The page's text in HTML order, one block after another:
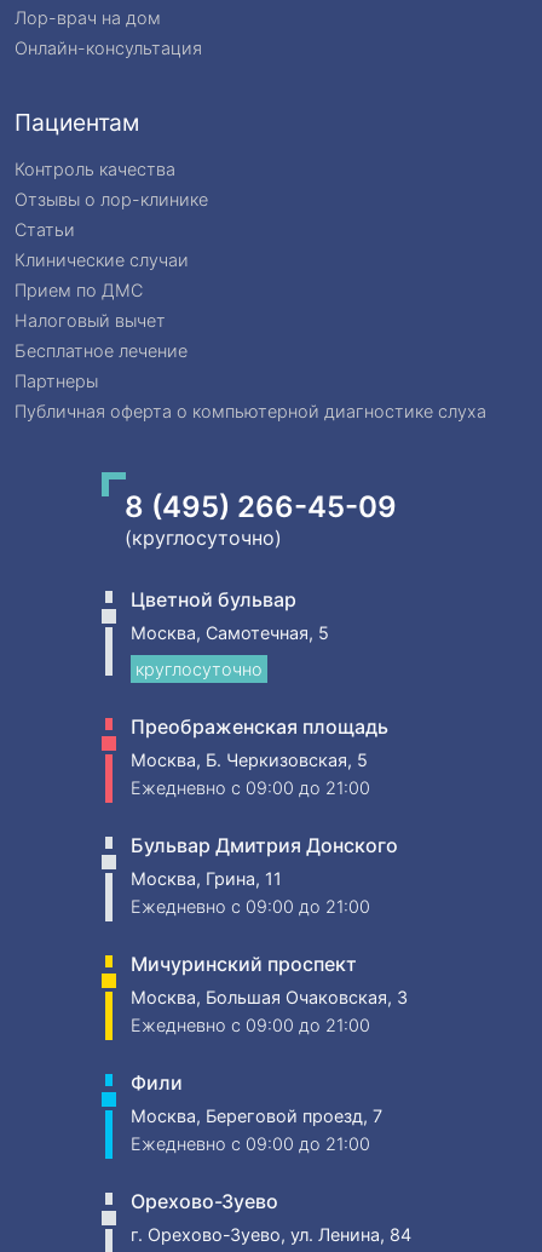
Лор-врач на дом
Онлайн-консультация
Пациентам
Контроль качества
Отзывы о лор-клинике
Статьи
Клинические случаи
Прием по ДМС
Налоговый вычет
Бесплатное лечение
Партнеры
Публичная оферта о компьютерной диагностике слуха
8 (495) 266-45-09
(круглосуточно)
Цветной бульвар
Москва, Самотечная, 5
круглосуточно
Преображенская площадь
Москва, Б. Черкизовская, 5
Ежедневно c 09:00 до 21:00
Бульвар Дмитрия Донского
Москва, Грина, 11
Ежедневно c 09:00 до 21:00
Мичуринский проспект
Москва, Большая Очаковская, 3
Ежедневно c 09:00 до 21:00
Фили
Москва, Береговой проезд, 7
Ежедневно c 09:00 до 21:00
Орехово-Зуево
г. Орехово-Зуево, ул. Ленина, 84